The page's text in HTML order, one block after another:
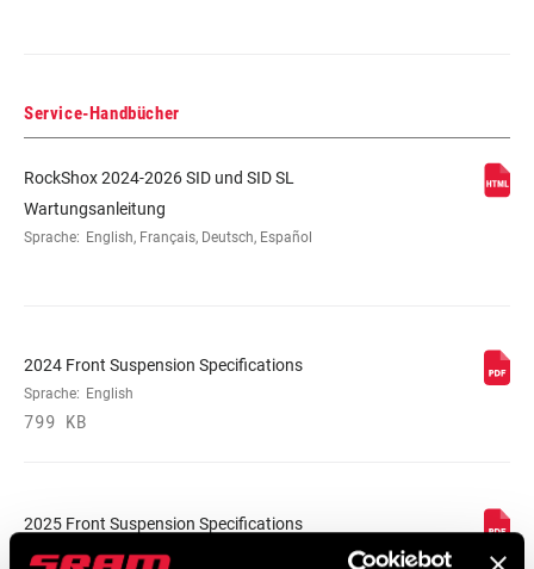
Service-Handbücher
RockShox 2024-2026 SID und SID SL
Wartungsanleitung
Sprache: English, Français, Deutsch, Español
2024 Front Suspension Specifications
Sprache: English
799 KB
2025 Front Suspension Specifications
Sprache: English